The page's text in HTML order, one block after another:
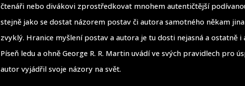
čtenáři nebo divákovi zprostředkovat mnohem autentičtější
stejně jako se dostat názorem postav či autora samotného někam
zvyklý. Hranice myšlení postav a autora je tu dosti nejasná a ostatně
Píseň ledu a ohně George R. R. Martin uvádí ve svých pravidlech pro
autor vyjádřil svoje názory na svět.